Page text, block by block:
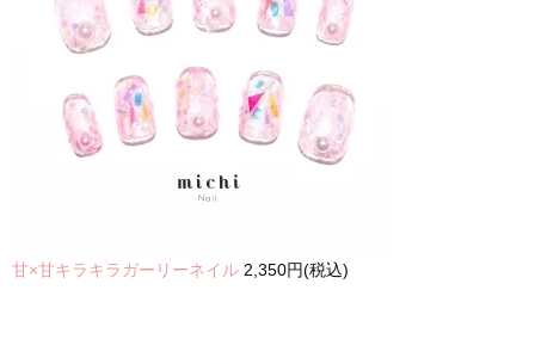
甘×甘キラキラガーリーネイル 2,350円(税込)